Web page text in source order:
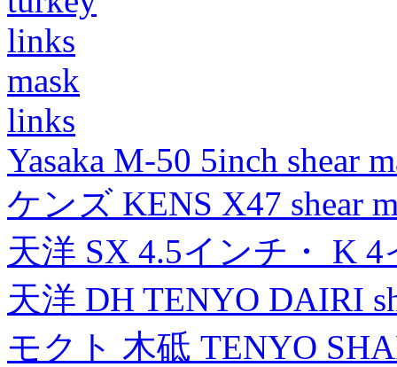
links
mask
links
Yasaka M-50 5inch shear
ケンズ KENS X47 shear
天洋 SX 4.5インチ・ K
天洋 DH TENYO DAIRI
モクト 木砥 TENYO